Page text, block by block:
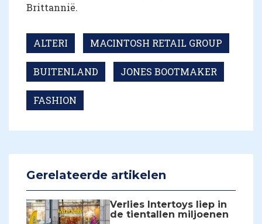
Brittannië.
ALTERI MACINTOSH RETAIL GROUP
BUITENLAND JONES BOOTMAKER
FASHION
Gerelateerde artikelen
Verlies Intertoys liep in
de tientallen miljoenen